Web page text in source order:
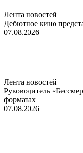
Лента новостей
Дебютное кино
07.08.2026
Лента новостей
Руководитель
форматах
07.08.2026